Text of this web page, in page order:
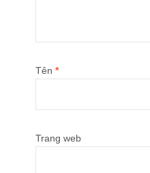
Tên *
Trang web